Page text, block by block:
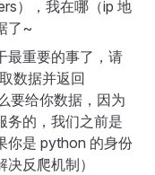
），我在哪（ip 地
了~
最重要的事了，请
数据并返回
要给你数据，因为
务的，我们之前是
你是 python 的身份
反爬机制）